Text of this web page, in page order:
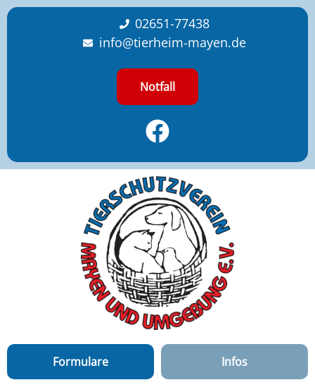
content
02651-77438
info@tierheim-mayen.de
Notfall
Formulare Infos